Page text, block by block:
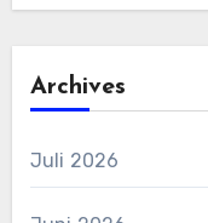
Archives
Juli 2026